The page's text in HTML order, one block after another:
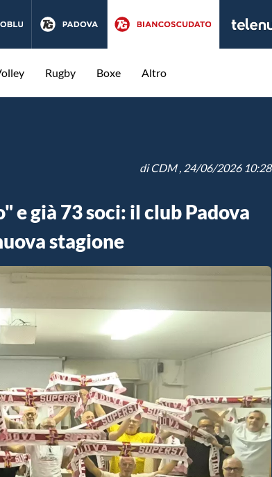
Rugby Boxe Altro
diCDM, 24/06/2026 10:28
e già 73 soci: il club Padova
stagione